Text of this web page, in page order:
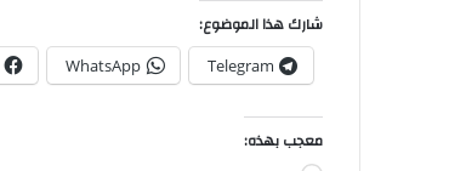
شارك هذا الموضوع:
Telegram
WhatsApp
معجب بهذه: